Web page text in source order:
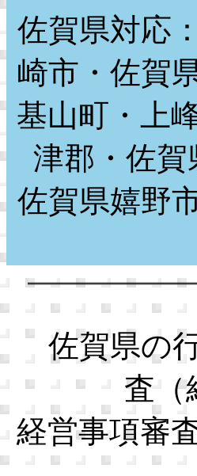
佐賀県対応
崎市・佐賀
基山町・上
津郡・佐
佐賀県嬉野
佐賀県の行
査（
経営事項審